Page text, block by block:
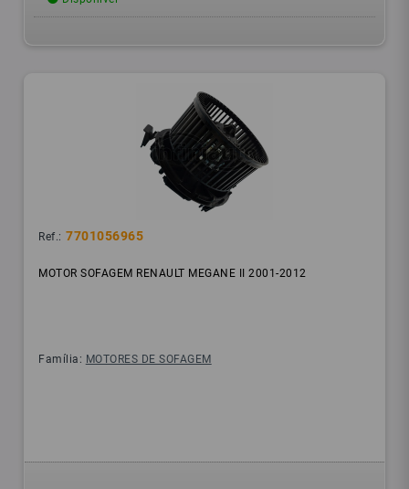
Ref.: 7701056965
MOTOR SOFAGEM RENAULT MEGANE II 2001-2012
Família: MOTORES DE SOFAGEM